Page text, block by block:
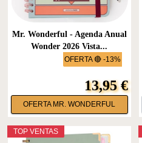
OFERTA 🔴 -13%
Mr. Wonderful - Agenda Anual
Wonder 2026 Vista...
13,95 €
OFERTA MR. WONDERFUL
TOP VENTAS